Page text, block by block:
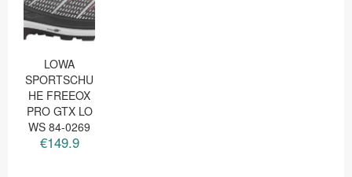
LOWA
SPORTSCHU
HE FREEOX
PRO GTX LO
WS 84-0269
€149.9